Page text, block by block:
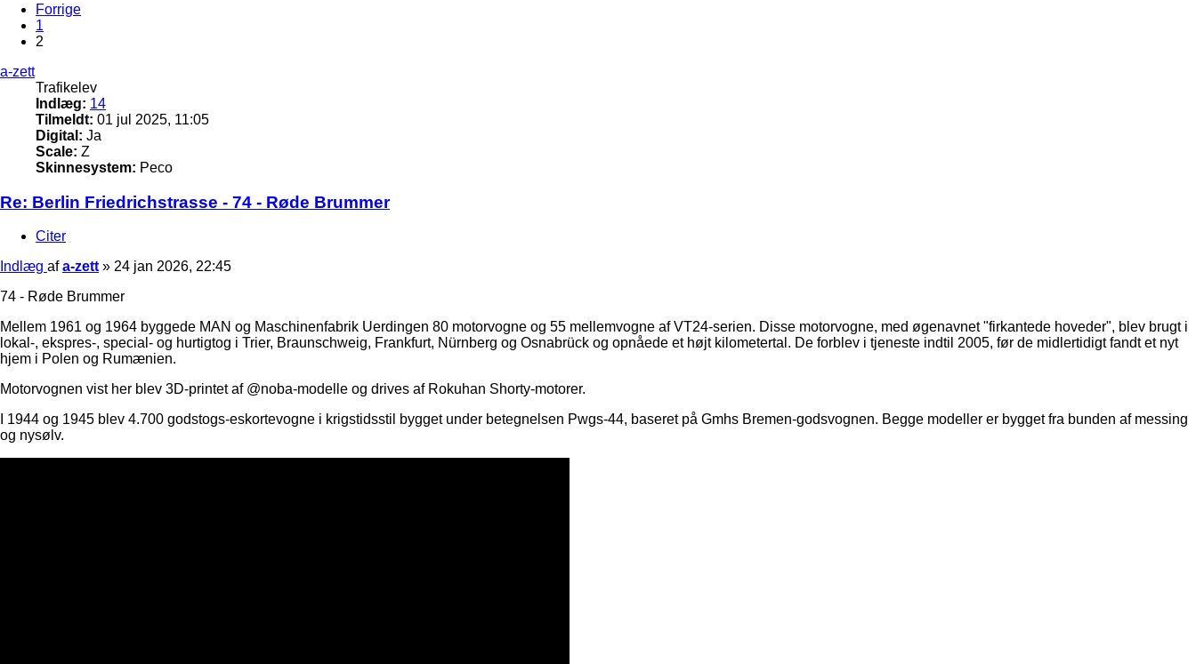
Forrige
1
2
a-zett
Trafikelev
Indlæg: 14
Tilmeldt: 01 jul 2025, 11:05
Digital: Ja
Scale: Z
Skinnesystem: Peco
Re: Berlin Friedrichstrasse - 74 - Røde Brummer
Citer
Indlæg afa-zett » 24 jan 2026, 22:45
74 - Røde Brummer
Mellem 1961 og 1964 byggede MAN og Maschinenfabrik Uerdingen 80 motorvogne og 55 mellemvogne af VT24-serien. Disse motorvogne, med øgenavnet "firkantede hoveder", blev brugt i
lokal-, ekspres-, special- og hurtigtog i Trier, Braunschweig, Frankfurt, Nürnberg og Osnabrück og opnåede et højt kilometertal. De forblev i tjeneste indtil 2005, før de midlertidigt fandt et nyt
hjem i Polen og Rumænien.
Motorvognen vist her blev 3D-printet af @noba-modelle og drives af Rokuhan Shorty-motorer.
I 1944 og 1945 blev 4.700 godstogs-eskortevogne i krigstidsstil bygget under betegnelsen Pwgs-44, baseret på Gmhs Bremen-godsvognen. Begge modeller er bygget fra bunden af ​​messing
og nysølv.